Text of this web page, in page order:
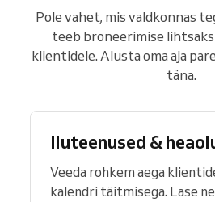
Pole vahet, mis valdkonnas
teeb broneerimise
klientidele. Alusta oma aja
täna.
Iluteenused &
Veeda rohkem aega
kalendri täitmisega. Lase